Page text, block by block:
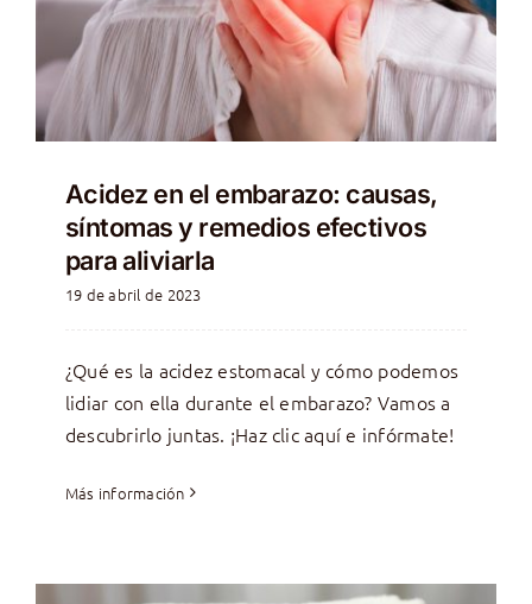
Acidez en el embarazo: causas,
síntomas y remedios efectivos
para aliviarla
19 de abril de 2023
¿Qué es la acidez estomacal y cómo podemos
lidiar con ella durante el embarazo? Vamos a
descubrirlo juntas. ¡Haz clic aquí e infórmate!
Más información